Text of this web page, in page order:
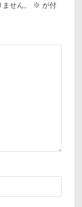
せん。 ※ が付